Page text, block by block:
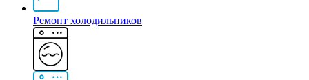
Ремонт холодильников